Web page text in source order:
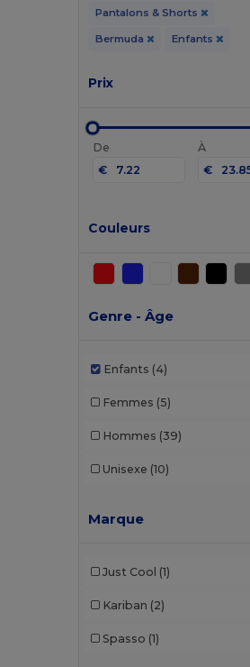
Pantalons & Shorts
Bermuda Enfants
Prix
De
€
À
€
Couleurs
Genre - Âge
Enfants (4)
Femmes (5)
Hommes (39)
Unisexe (10)
Marque
Just Cool (1)
Kariban (2)
Spasso (1)